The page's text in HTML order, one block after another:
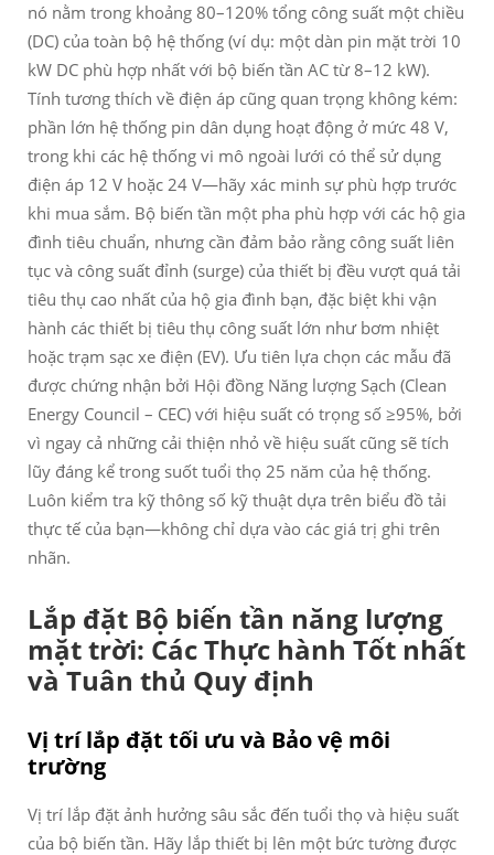
nó nằm trong khoảng 80–120% tổng công suất một chiều
(DC) của toàn bộ hệ thống (ví dụ: một dàn pin mặt trời 10
kW DC phù hợp nhất với bộ biến tần AC từ 8–12 kW).
Tính tương thích về điện áp cũng quan trọng không kém:
phần lớn hệ thống pin dân dụng hoạt động ở mức 48 V,
trong khi các hệ thống vi mô ngoài lưới có thể sử dụng
điện áp 12 V hoặc 24 V—hãy xác minh sự phù hợp trước
khi mua sắm. Bộ biến tần một pha phù hợp với các hộ gia
đình tiêu chuẩn, nhưng cần đảm bảo rằng công suất liên
tục và công suất đỉnh (surge) của thiết bị đều vượt quá tải
tiêu thụ cao nhất của hộ gia đình bạn, đặc biệt khi vận
hành các thiết bị tiêu thụ công suất lớn như bơm nhiệt
hoặc trạm sạc xe điện (EV). Ưu tiên lựa chọn các mẫu đã
được chứng nhận bởi Hội đồng Năng lượng Sạch (Clean
Energy Council – CEC) với hiệu suất có trọng số ≥95%, bởi
vì ngay cả những cải thiện nhỏ về hiệu suất cũng sẽ tích
lũy đáng kể trong suốt tuổi thọ 25 năm của hệ thống.
Luôn kiểm tra kỹ thông số kỹ thuật dựa trên biểu đồ tải
thực tế của bạn—không chỉ dựa vào các giá trị ghi trên
nhãn.
Lắp đặt Bộ biến tần năng lượng
mặt trời: Các Thực hành Tốt nhất
và Tuân thủ Quy định
Vị trí lắp đặt tối ưu và Bảo vệ môi
trường
Vị trí lắp đặt ảnh hưởng sâu sắc đến tuổi thọ và hiệu suất
của bộ biến tần. Hãy lắp thiết bị lên một bức tường được